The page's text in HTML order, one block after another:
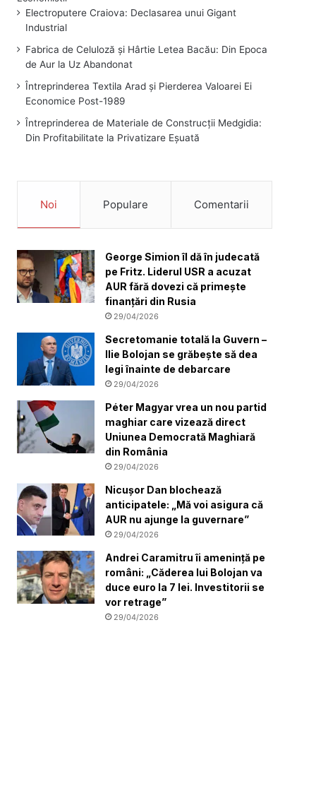
Electroputere Craiova: Declasarea unui Gigant
Industrial
Fabrica de Celuloză și Hârtie Letea Bacău: Din Epoca
de Aur la Uz Abandonat
Întreprinderea Textila Arad și Pierderea Valoarei Ei
Economice Post-1989
Întreprinderea de Materiale de Construcții Medgidia:
Din Profitabilitate la Privatizare Eșuată
Noi Populare Comentarii
George Simion îl dă în judecată
pe Fritz. Liderul USR a acuzat
AUR fără dovezi că primește
finanțări din Rusia
29/04/2026
Secretomanie totală la Guvern –
Ilie Bolojan se grăbește să dea
legi înainte de debarcare
29/04/2026
Péter Magyar vrea un nou partid
maghiar care vizează direct
Uniunea Democrată Maghiară
din România
29/04/2026
Nicușor Dan blochează
anticipatele: „Mă voi asigura că
AUR nu ajunge la guvernare”
29/04/2026
Andrei Caramitru îi amenință pe
români: „Căderea lui Bolojan va
duce euro la 7 lei. Investitorii se
vor retrage”
29/04/2026